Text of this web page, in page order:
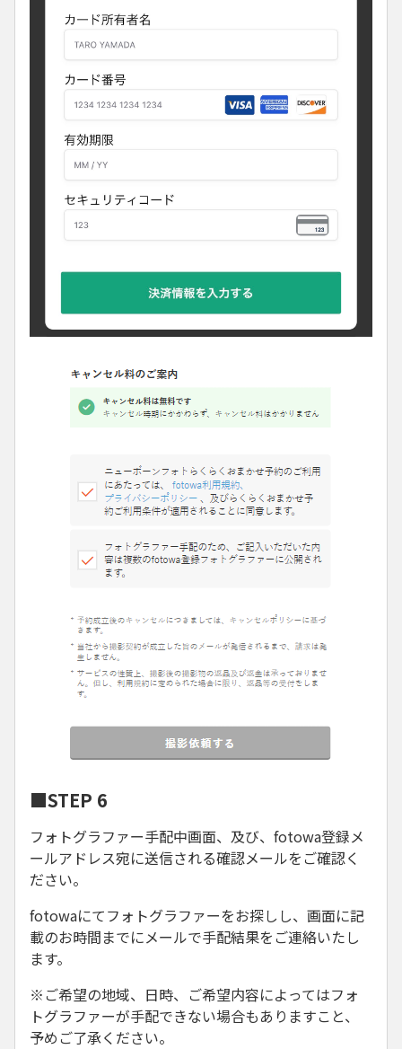
■STEP 6
フォトグラファー手配中画面、及び、fotowa登録メ
ールアドレス宛に送信される確認メールをご確認く
ださい。
fotowaにてフォトグラファーをお探しし、画面に記
載のお時間までにメールで手配結果をご連絡いたし
ます。
※ご希望の地域、日時、ご希望内容によってはフォ
トグラファーが手配できない場合もありますこと、
予めご了承ください。